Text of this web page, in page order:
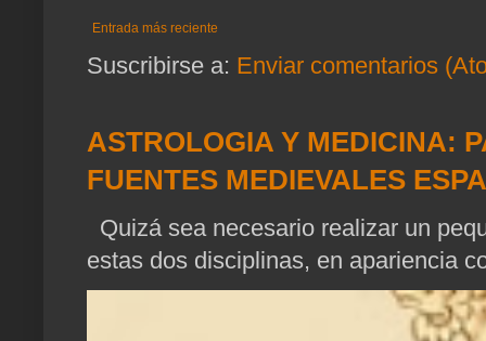
Entrada más reciente
Suscribirse a: Enviar comentarios
ASTROLOGIA Y MEDICINA:
FUENTES MEDIEVALES
Quizá sea necesario realizar un
estas dos disciplinas, en apariencia